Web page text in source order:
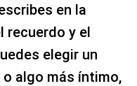
en la
recuerdo y el
elegir un
algo más íntimo,